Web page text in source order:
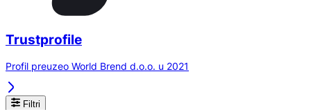
Trustprofile
Profil preuzeo World Brend d.o.o. u 2021
Filtri